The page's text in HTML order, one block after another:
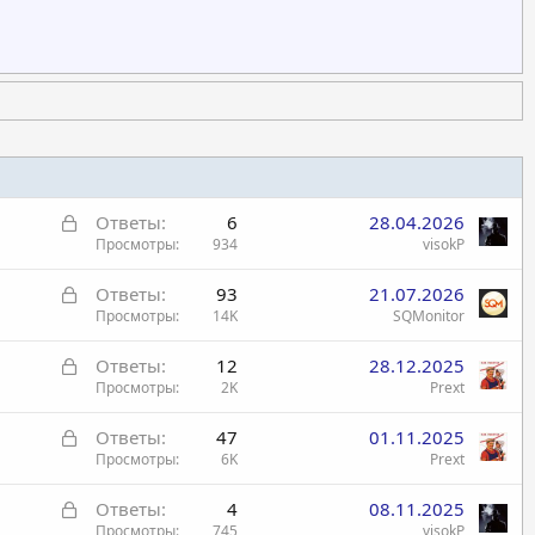
З
р
а
Ответы 6
Просмотры 934
28.04.2026
visokP
З
р
а
Ответы 93
Просмотры 14K
21.07.2026
SQMonitor
З
р
а
Ответы 12
Просмотры 2K
28.12.2025
Prext
З
р
Ответы 47
Просмотры 6K
01.11.2025
Prext
З
Ответы 4
Просмотры 745
08.11.2025
visokP